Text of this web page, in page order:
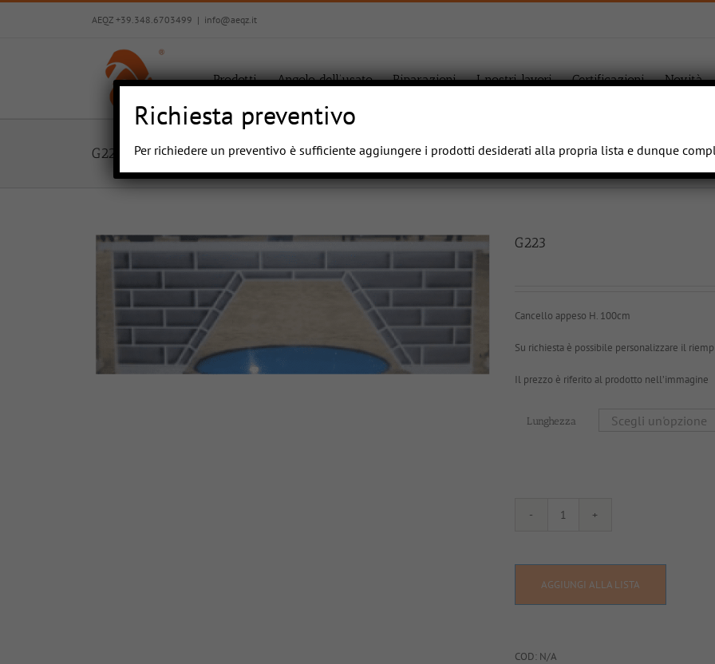
Salta
AEQZ +39.348.6703499 | info@aeqz.it
Prodotti Angolo dell’usato Riparazioni I nostri lavori Certificazioni Novità
G223
G223
Cancello appeso H. 100cm
Su richiesta è possibile personalizzare il
Il prezzo è riferito al prodotto nell’immagine
Lunghezza
G223
AGGIUNGI ALLA LISTA
COD: N/A
Richiesta preventivo
Per richiedere un preventivo è sufficiente aggiungere i prodotti desiderati alla propria lista e dunque